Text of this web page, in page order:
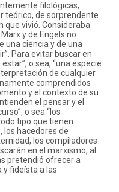
filológicas,
teórico, de sorprendente
que vivió. Consideraba
y de Engels no
una ciencia y de una
Para evitar buscar en
o sea, “una especie
de cualquier
comprendidos
y el contexto de su
el pensar y el
o sea “los
tipo que tienen
los hacedores de
los compiladores
en el marxismo, al
pretendió ofrecer a
y fideísta a las